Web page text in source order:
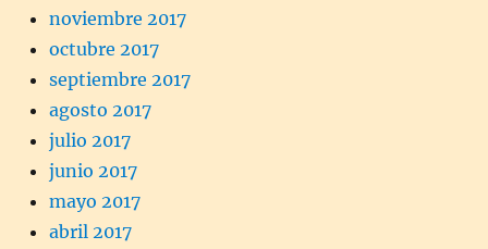
noviembre 2017
octubre 2017
septiembre 2017
agosto 2017
julio 2017
junio 2017
mayo 2017
abril 2017